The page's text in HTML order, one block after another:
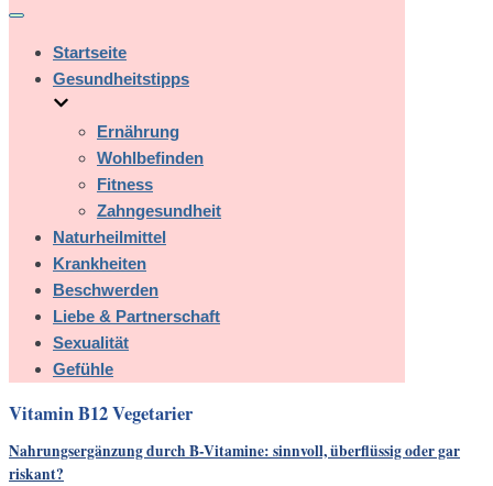
Navigation
Startseite
Gesundheitstipps
Ernährung
Wohlbefinden
Fitness
Zahngesundheit
Naturheilmittel
Krankheiten
Beschwerden
Liebe & Partnerschaft
Sexualität
Gefühle
Vitamin B12 Vegetarier
Nahrungsergänzung durch B-Vitamine: sinnvoll, überflüssig oder gar
riskant?